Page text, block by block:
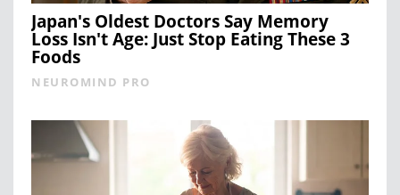
Japan's Oldest Doctors Say Memory
Loss Isn't Age: Just Stop Eating These 3
Foods
NEUROMIND PRO